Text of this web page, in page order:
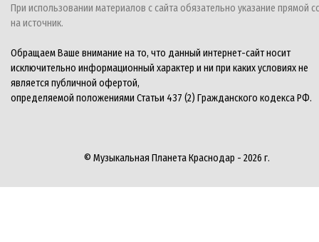
При использовании материалов с сайта обязательно указание прямой
на источник.
Обращаем Ваше внимание на то, что данный интернет-сайт носит
исключительно информационный характер и ни при каких условиях не
является публичной офертой,
определяемой положениями Статьи 437 (2) Гражданского кодекса РФ.
© Музыкальная Планета Краснодар - 2026 г.